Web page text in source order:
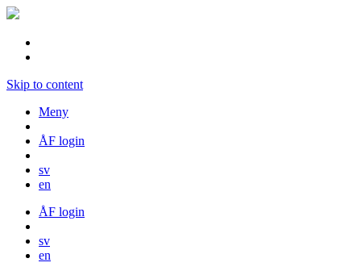
Skip to content
Meny
ÅF login
sv
en
ÅF login
sv
en